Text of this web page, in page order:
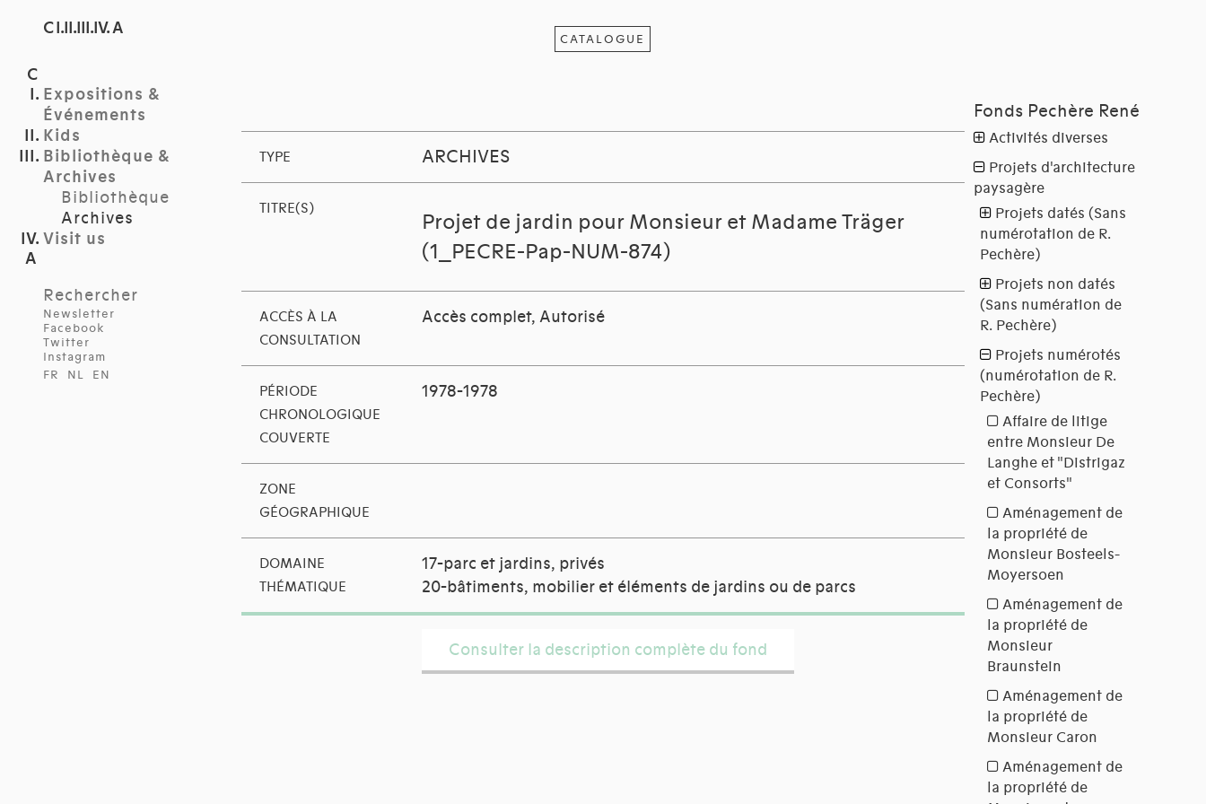
C I.II.III.IV. A
Expositions &
Événements
Kids
Bibliothèque &
Archives
Bibliothèque
Archives
Visit us
Rechercher
Newsletter
Facebook
Twitter
Instagram
FR
NL EN
CATALOGUE
TYPE ARCHIVES
TITRE(S)
Projet de jardin pour Monsieur et Madame Träger
(1_PECRE-Pap-NUM-874)
ACCÈS À LA
CONSULTATION
Accès complet, Autorisé
PÉRIODE
CHRONOLOGIQUE
COUVERTE
1978-1978
ZONE
GÉOGRAPHIQUE
DOMAINE
THÉMATIQUE
17-parc et jardins, privés
20-bâtiments, mobilier et éléments de jardins ou de parcs
Consulter la description complète du fond